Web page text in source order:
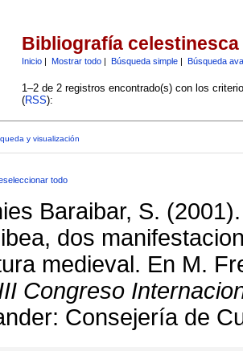
Bibliografía celestinesca
Inicio| Mostrar todo| Búsqueda simple| Búsqueda
1–2 de 2 registros encontrado(s) con los
(RSS):
y visualización
todo
Baraibar, S.
dos
medieval. En M.
Congreso
Consejería de